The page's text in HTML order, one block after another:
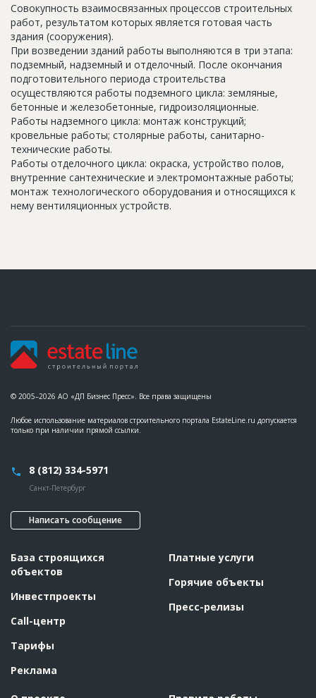
Совокупность взаимосвязанных процессов строительных
работ, результатом которых является готовая часть
здания (сооружения).
При возведении зданий работы выполняются в три этапа:
подземный, надземный и отделочный. После окончания
подготовительного периода строительства
осуществляются работы подземного цикла: земляные,
бетонные и железобетонные, гидроизоляционные.
Работы надземного цикла: монтаж конструкций;
кровельные работы; столярные работы, санитарно-
технические работы.
Работы отделочного цикла: окраска, устройство полов,
внутренние сантехнические и электромонтажные работы;
монтаж технологического оборудования и относящихся к
нему вентиляционных устройств.
© 2005–2026 АО «ДП Бизнес Пресс». Все права защищены
Любое использование материалов строительного портала EstateLine.ru допускается
только при наличии прямой ссылки.
8 (812) 334-5971
Санкт-Петербург
Написать сообщение
База строящихся
объектов
Инвестпроекты
Call-центр
Тарифы
Реклама
Платные услуги
Горячие объекты
Пресс-релизы